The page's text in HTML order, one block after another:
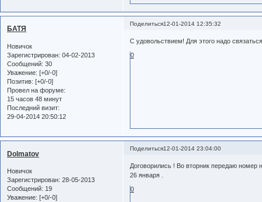
Поделиться12-01-2014 12:35:32
БАТЯ
Новичок
Зарегистрирован: 04-02-2013
Сообщений: 30
Уважение: [+0/-0]
Позитив: [+0/-0]
Провел на форуме:
15 часов 48 минут
Последний визит:
29-04-2014 20:50:12
С удовольствием! Для этого надо
0
Поделиться12-01-2014 23:04:00
Dolmatov
Новичок
Зарегистрирован: 28-05-2013
Сообщений: 19
Уважение: [+0/-0]
Договорились ! Во вторник передаю
26 января .
0